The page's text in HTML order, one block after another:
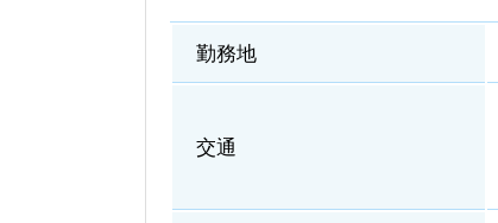
勤務地
交通